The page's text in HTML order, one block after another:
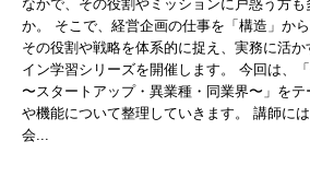
なかで、その役割やミッションに戸惑う方も
か。 そこで、経営企画の仕事を「構造」か
その役割や戦略を体系的に捉え、実務に活
イン学習シリーズを開催します。 今回は、
〜スタートアップ・異業種・同業界〜」を
や機能について整理していきます。 講師に
会...